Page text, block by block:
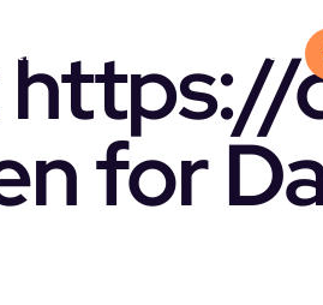
Contact
for